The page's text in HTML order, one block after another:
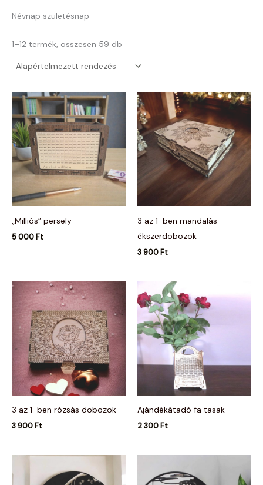
Névnap születésnap
1–12 termék, összesen 59 db
„Milliós” persely
5 000Ft
3 az 1-ben mandalás
ékszerdobozok
3 900Ft
3 az 1-ben rózsás dobozok
3 900 Ft
Ajándékátadó fa tasak
2 300 Ft